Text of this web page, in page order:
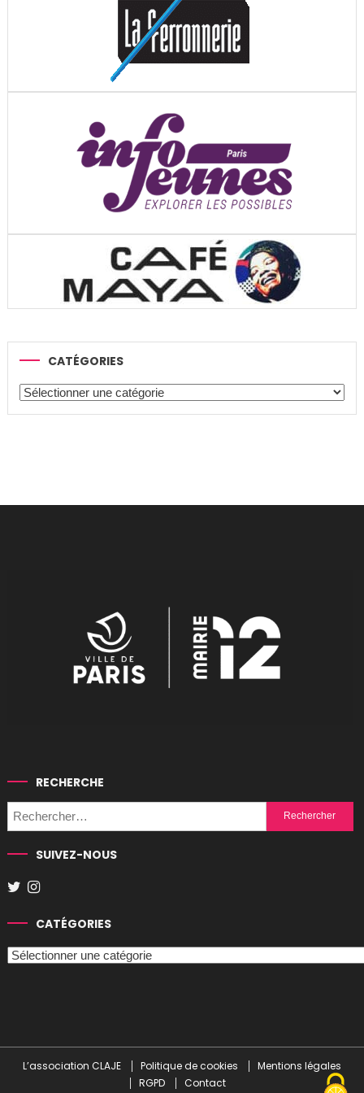
CATÉGORIES
Catégories
RECHERCHE
Rechercher :
SUIVEZ-NOUS
CATÉGORIES
Catégories
L’association CLAJE Politique de cookies
Mentions légales
RGPD
Contact